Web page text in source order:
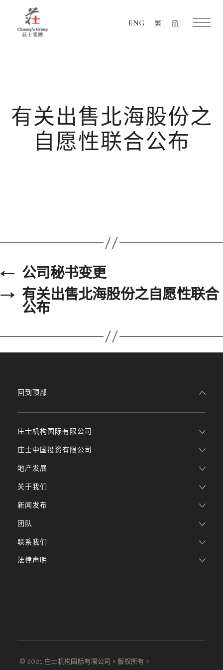
ENG 繁 简
有关出售北海股份之
自愿性联合公布
← 公司秘书变更
→ 有关出售北海股份之自愿性联合
公布
庄士机构国际有限公司
庄士中国投资有限公司
地产发展
关于我们
新闻发布
团队
回到顶部
联系我们
法律声明
© 2021 庄士机构国际有限公司。版权所有。